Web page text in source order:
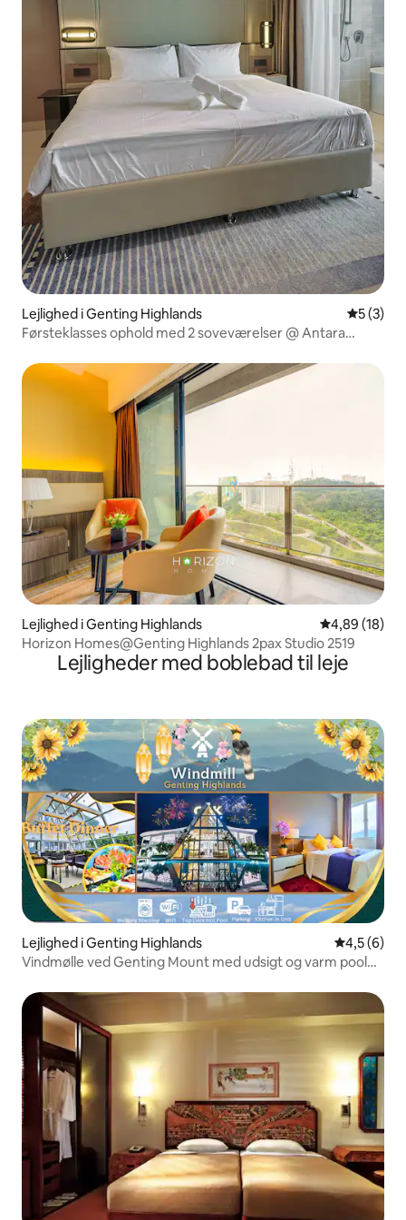
Lejlighed i Genting Highlands 5 ud af 5
5 (3)
Førsteklasses ophold med 2 soveværelser @ Antara
Lejlighed i Genting Highlands 4,89 ud af 5 i
4,89 (18)
Horizon Homes@Genting Highlands 2pax Studio 2519
Lejligheder med boblebad til leje
Lejlighed i Genting Highlands 4,5 ud af 5
4,5 (6)
Vindmølle ved Genting Mount med udsigt og varm pool